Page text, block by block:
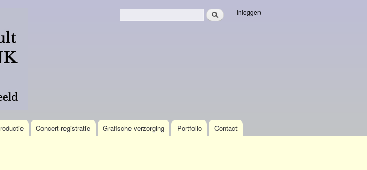
Zoekveld
Zoeken Inloggen
Concert-registratie Grafische verzorging Portfolio Contact